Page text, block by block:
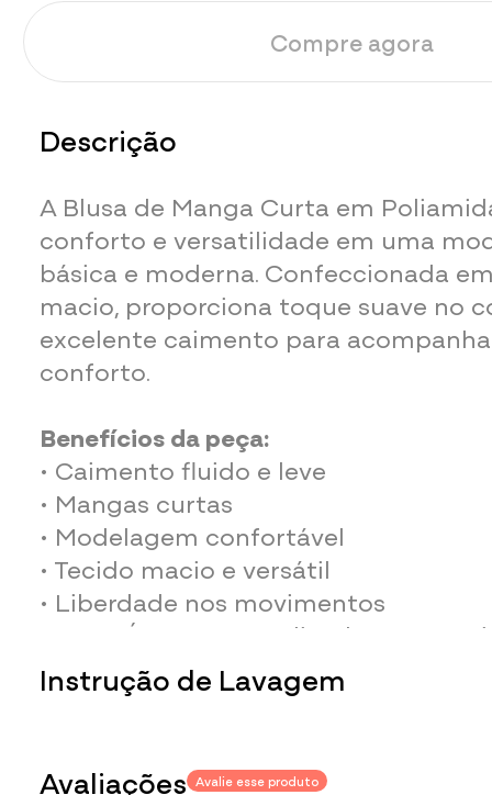
Compre agora
Descrição
A Blusa de Manga Curta em
conforto e versatilidade em uma
básica e moderna. Confeccionada
macio, proporciona toque suave no
excelente caimento para
conforto.
Benefícios da peça:
• Caimento fluido e leve
• Mangas curtas
• Modelagem confortável
• Tecido macio e versátil
• Liberdade nos movimentos
• Logo Água e Luz aplicada na parte
blusa
Observações:
variação nas cores.
Instrução de Lavagem
importante se atentar às seguintes
Avaliações Avalie esse produto